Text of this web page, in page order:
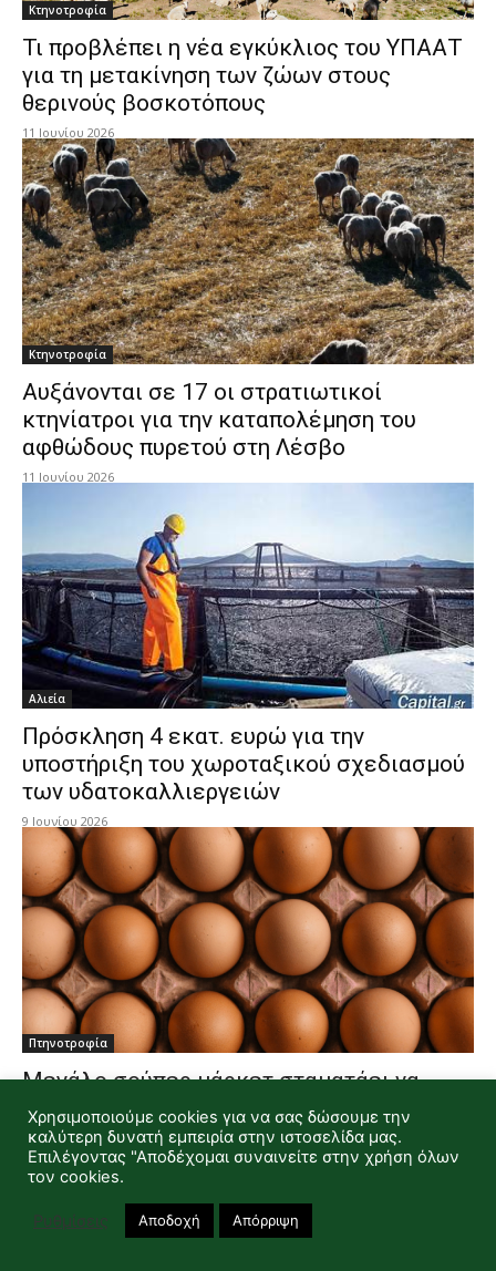
Κτηνοτροφία
Τι προβλέπει η νέα εγκύκλιος του ΥΠΑΑΤ
για τη μετακίνηση των ζώων στους
θερινούς βοσκοτόπους
11 Ιουνίου 2026
Κτηνοτροφία
Αυξάνονται σε 17 οι στρατιωτικοί
κτηνίατροι για την καταπολέμηση του
αφθώδους πυρετού στη Λέσβο
11 Ιουνίου 2026
Αλιεία
Πρόσκληση 4 εκατ. ευρώ για την
υποστήριξη του χωροταξικού σχεδιασμού
των υδατοκαλλιεργειών
9 Ιουνίου 2026
Πτηνοτροφία
Μεγάλο σούπερ μάρκετ σταματάει να
πουλάει καφέ αυγά
8 Ιουνίου 2026
Χρησιμοποιούμε cookies για να σας δώσουμε την
καλύτερη δυνατή εμπειρία στην ιστοσελίδα μας.
Επιλέγοντας "Αποδέχομαι συναινείτε στην χρήση όλων
τον cookies.
Ρυθμίσεις Αποδοχή Απόρριψη